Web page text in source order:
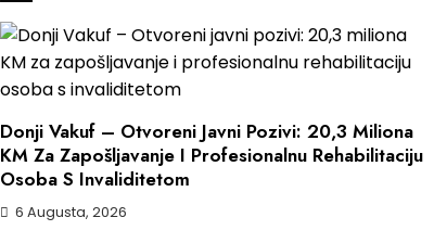
Donji Vakuf – Otvoreni Javni Pozivi: 20,3 Miliona
KM Za Zapošljavanje I Profesionalnu Rehabilitaciju
Osoba S Invaliditetom
6 Augusta, 2026